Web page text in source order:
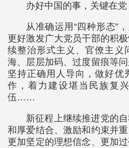
办好中国的事，关键在党
从准确运用“四种形态”
更好激发广大党员干部的积
续整治形式主义、官僚主义
海、层层加码、过度留痕等
坚持正确用人导向，做好优
作，着力建设堪当民族复
伍……
新征程上继续推进党的
和厚爱结合、激励和约束并
更加坚定的理想信念、更加